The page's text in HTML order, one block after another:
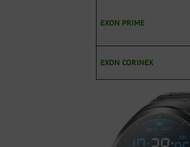
EXON PRIME
EXON CORINEX